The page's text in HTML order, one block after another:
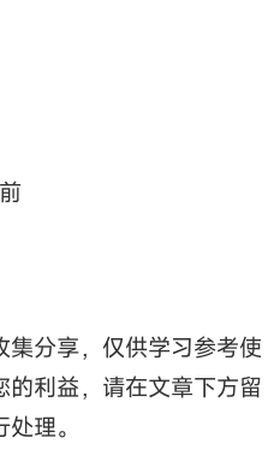
集分享，仅供学习参考使
利益，请在文章下方留
理。